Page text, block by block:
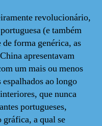
revolucionário,
(e também
forma genérica, as
apresentavam
um mais ou menos
ao longo
que nunca
portugueses,
gráfica, a qual se